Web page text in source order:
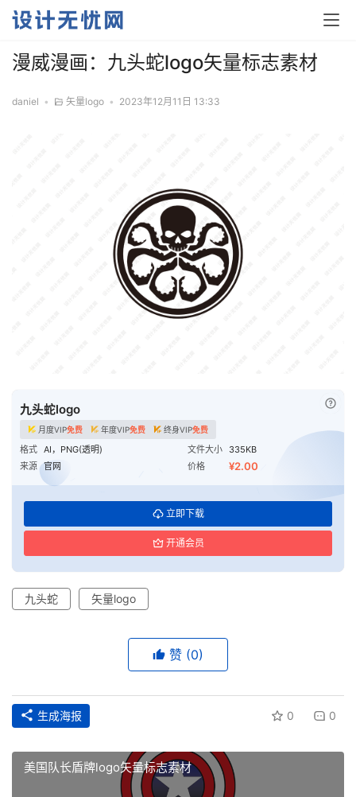
漫威漫画：九头蛇logo矢量标志素材
daniel • 矢量logo • 2023年12月11日 13:33
九头蛇logo
月度VIP免费 年度VIP免费 终身VIP免费
格式 AI，PNG(透明) 文件大小
335KB
来源 官网 价格 ¥2.00
立即下载
开通会员
九头蛇 矢量logo
赞 (0)
生成海报 0 0
美国队长盾牌logo矢量标志素材